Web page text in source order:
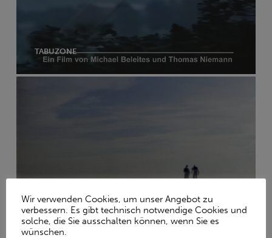
TABUZONE
Wir verwenden Cookies, um unser Angebot zu
verbessern. Es gibt technisch notwendige Cookies und
solche, die Sie ausschalten können, wenn Sie es
wünschen.